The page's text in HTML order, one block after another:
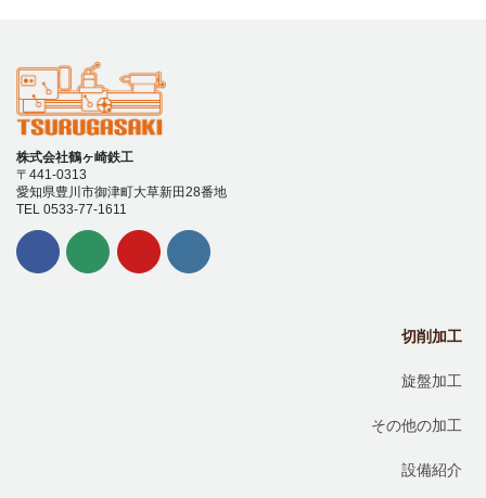
株式会社鶴ヶ崎鉄工
〒441-0313
愛知県豊川市御津町大草新田28番地
TEL 0533-77-1611
切削加工
旋盤加工
その他の加工
設備紹介